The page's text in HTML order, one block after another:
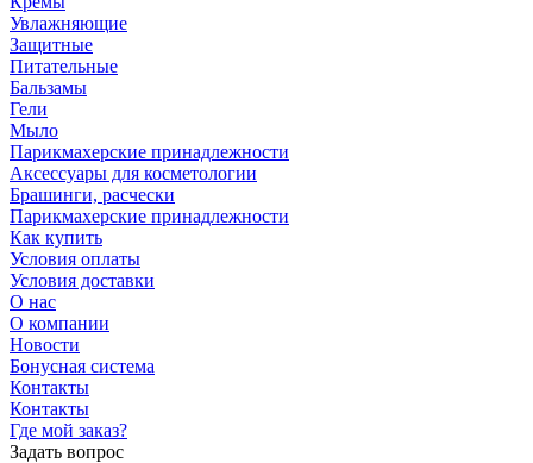
Увлажняющие
Защитные
Питательные
Бальзамы
Гели
Мыло
Парикмахерские принадлежности
Аксессуары для косметологии
Брашинги, расчески
Парикмахерские принадлежности
Как купить
Условия оплаты
Условия доставки
О нас
О компании
Новости
Бонусная система
Контакты
Контакты
Где мой заказ?
Задать вопрос